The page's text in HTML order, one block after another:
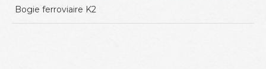
Bogie ferroviaire K2